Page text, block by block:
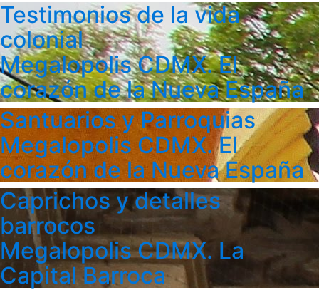
Testimonios de la vida
colonial
Megalopolis CDMX. El
corazón de la Nueva España
Santuarios y Parroquias
Megalopolis CDMX. El
corazón de la Nueva España
Caprichos y detalles
barrocos
Megalopolis CDMX. La
Capital Barroca